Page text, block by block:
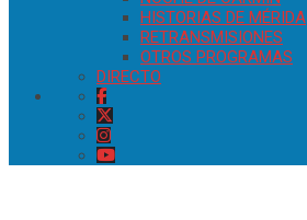
HISTORIAS DE MÉRIDA
RETRANSMISIONES
OTROS PROGRAMAS
DIRECTO